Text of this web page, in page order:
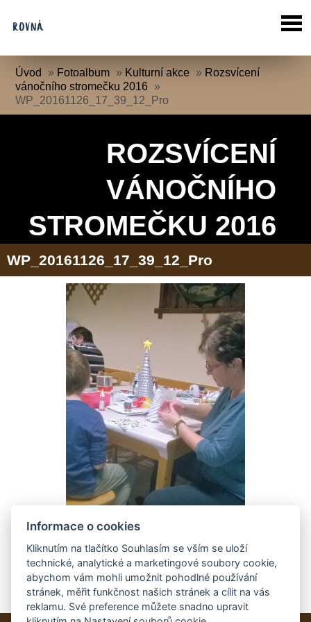
Úvod » Fotoalbum » Kulturní akce » Rozsvícení
vánočního stromečku 2016 »
WP_20161126_17_39_12_Pro
ROZSVÍCENÍ
VÁNOČNÍHO
STROMEČKU 2016
WP_20161126_17_39_12_Pro
Informace o cookies
Kliknutím na tlačítko Souhlasím se vším se uloží
technické, analytické a marketingové soubory cookie,
abychom vám mohli umožnit pohodlné používání
stránek, měřit funkčnost našich stránek a cílit na vás
reklamu. Své preference můžete snadno upravit